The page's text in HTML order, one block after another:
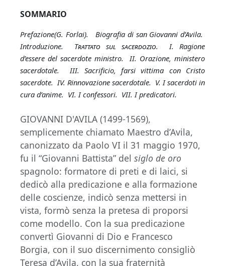
SOMMARIO
Prefazione(G. Forlai). Biografia di san Giovanni d’Avila.
Introduzione. Trattato sul sacerdozio. I. Ragione
d’essere del sacerdote ministro. II. Orazione, ministero
sacerdotale. III. Sacrificio, farsi vittima con Cristo
sacerdote. IV. Rinnovazione sacerdotale. V. I sacerdoti in
cura d’anime. VI. I confessori. VII. I predicatori.
GIOVANNI D'AVILA (1499-1569),
semplicemente chiamato Maestro d’Avila,
canonizzato da Paolo VI il 31 maggio 1970,
fu il “Giovanni Battista” del siglo de oro
spagnolo: formatore di preti e di laici, si
dedicò alla predicazione e alla formazione
delle coscienze, indicò senza mettersi in
vista, formò senza la pretesa di proporsi
come modello. Con la sua predicazione
convertì Giovanni di Dio e Francesco
Borgia, con il suo discernimento consigliò
Teresa d’Avila, con la sua fraternità